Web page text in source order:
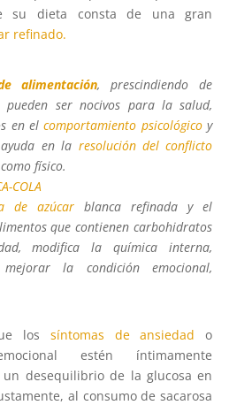
su dieta consta de una gran
refinado.
alimentación, prescindiendo de
pueden ser nocivos para la salud,
en el comportamiento psicológicoy
ayuda en la resolución del conflicto
físico.
de azúcarblanca refinada y el
que contienen carbohidratos
modifica la química interna,
la condición emocional,
los síntomas de ansiedad o
estén íntimamente
un desequilibrio de la glucosa en
al consumo de sacarosa